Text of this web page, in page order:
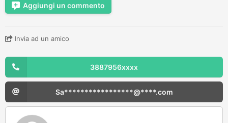
Aggiungi un commento
Invia ad un amico
3887956xxxx
Sa*****************@****.com